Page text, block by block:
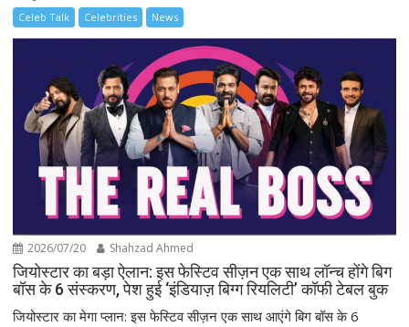
Celeb Talk Celebrities News
2026/07/20 Shahzad Ahmed
जियोस्टार का बड़ा ऐलान: इस फेस्टिव सीज़न एक साथ लॉन्च होंगे बिग
बॉस के 6 संस्करण, पेश हुई ‘इंडियाज़ बिग्ग रियलिटी’ कॉफी टेबल बुक
जियोस्टार का मेगा प्लान: इस फेस्टिव सीज़न एक साथ आएंगे बिग बॉस के 6